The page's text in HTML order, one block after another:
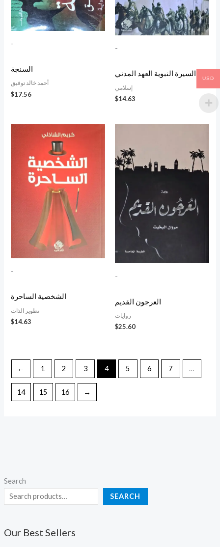
Search
SEARCH
Our Best Sellers
-
السنجة
أحمد خالد توفيق
$17.56
-
السيرة النبوية العهد المدني
إسلامي
$14.63
-
الشخصية الساحرة
تطوير الذات
$14.63
-
العرجون القديم
روايات
$25.60
← 1 2 3 4 5 6 7 …
14 15 16 →
USD